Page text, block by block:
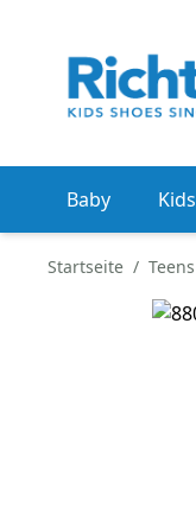
Baby Kids
Startseite Teens